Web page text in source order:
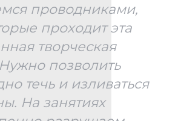
проводниками,
проходит эта
творческая
позволить
течь и изливаться
На занятиях